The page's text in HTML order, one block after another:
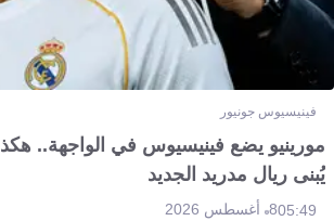
فينيسيوس جونيور
مورينيو يضع فينيسيوس في الواجهة.. هكذا
يُبنى ريال مدريد الجديد
05:498 أغسطس 2026